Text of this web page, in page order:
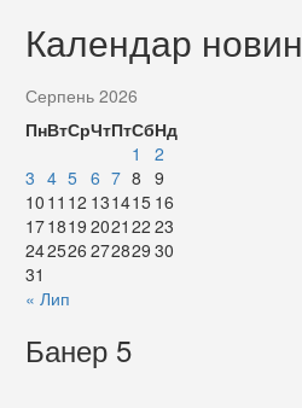
Календар новин
Серпень 2026
ПнВтСрЧтПтСбНд
1
2
3 4 5 6 7 8 9
10 11 12 131415 16
171819 2021 22 23
242526 272829 30
31
« Лип
Банер 5